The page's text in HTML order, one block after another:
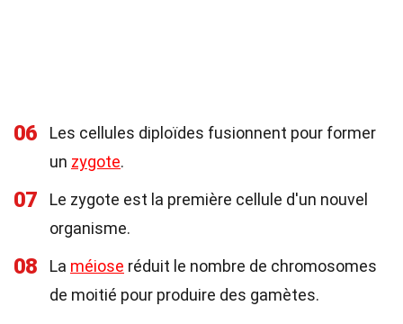
06
Les cellules diploïdes fusionnent pour former
un zygote.
07
Le zygote est la première cellule d'un nouvel
organisme.
08 La méiose réduit le nombre de chromosomes
de moitié pour produire des gamètes.